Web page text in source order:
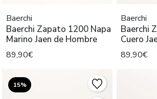
Baerchi
Baerchi Zapato 1200 Napa
Marino Jaen de Hombre
89,90€
Baerchi
Baerchi
Cuero
89,90€
15%